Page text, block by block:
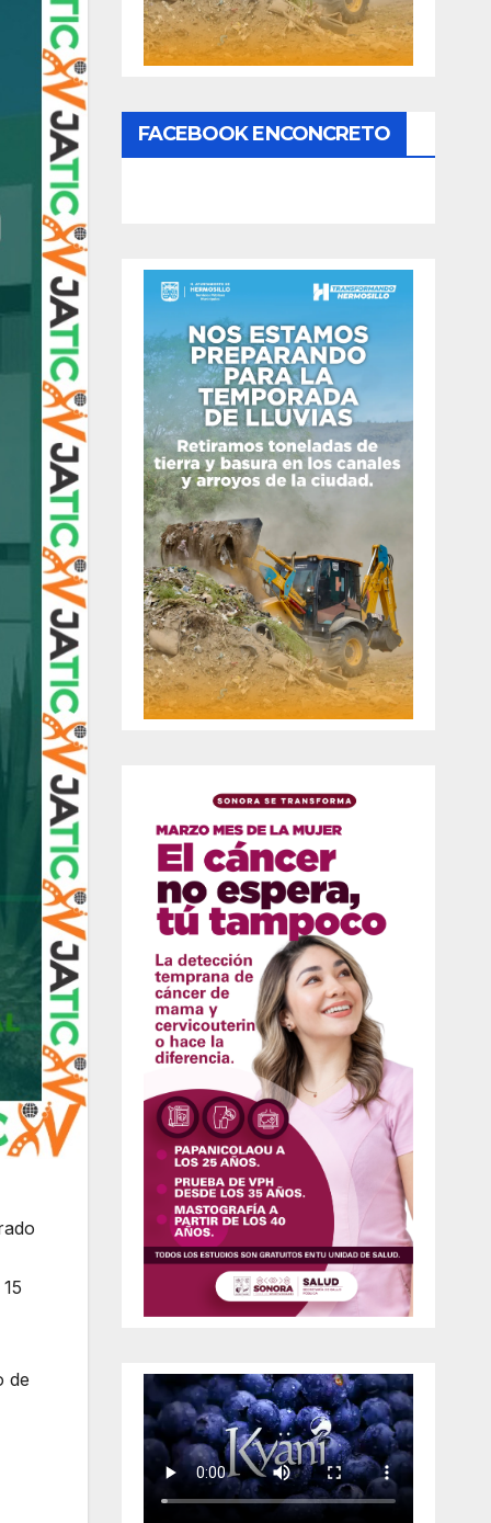
de
FACEBOOK ENCONCRETO